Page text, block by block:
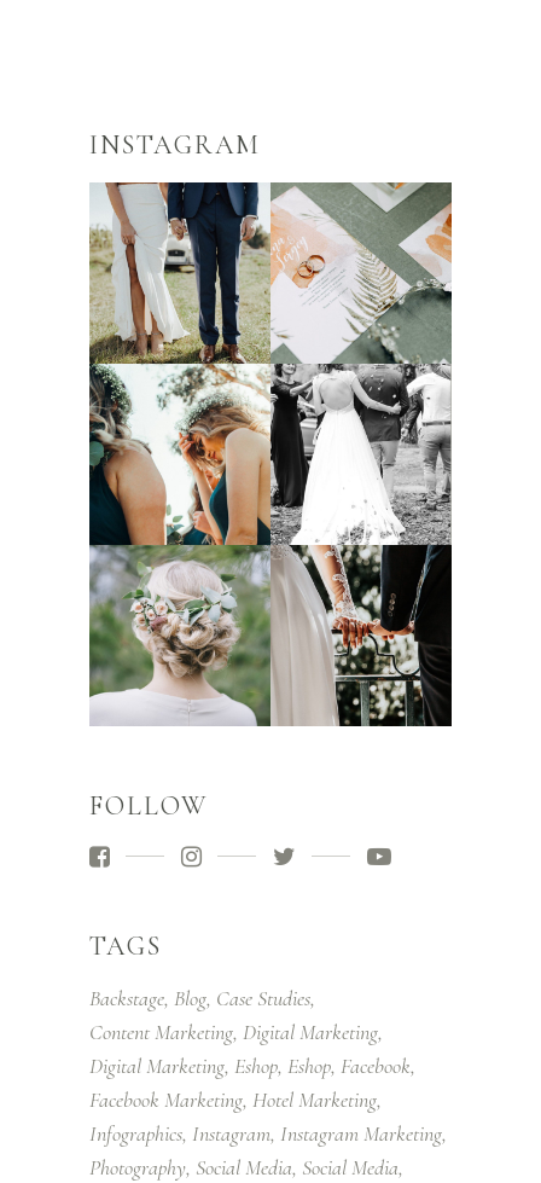
INSTAGRAM
FOLLOW
TAGS
Backstage Blog Case Studies
Content Marketing Digital Marketing
Digital Marketing Eshop Eshop Facebook
Facebook Marketing Hotel Marketing
Infographics Instagram Instagram Marketing
Photography Social Media Social Media